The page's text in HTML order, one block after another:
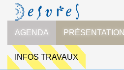
AGENDA PRÉSENTATION
INFOS TRAVAUX